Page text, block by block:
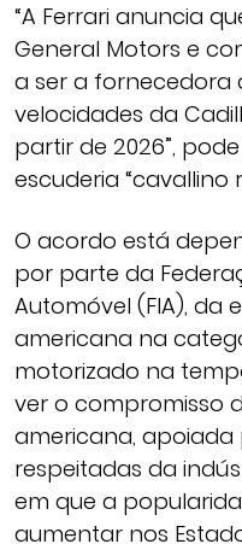
“A Ferrari anuncia
General Motors e
a ser a fornecedora
velocidades da
partir de 2026”,
escuderia “cavallino
O acordo está
por parte da
Automóvel (FIA),
americana na
motorizado na
ver o compromisso
americana,
respeitadas da
em que a
aumentar nos